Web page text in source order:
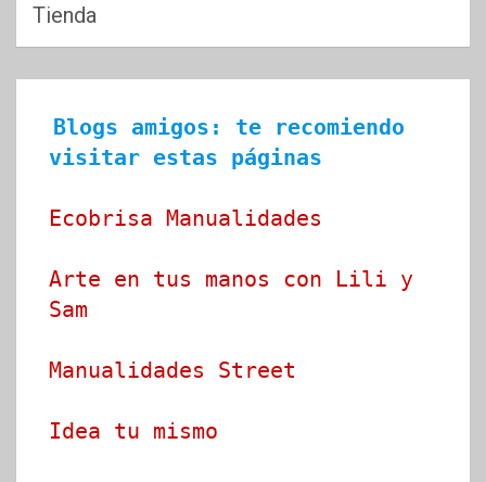
Tienda
Blogs amigos: te recomiendo
visitar estas páginas
Ecobrisa Manualidades
Arte en tus manos con Lili y
Sam
Manualidades Street
Idea tu mismo